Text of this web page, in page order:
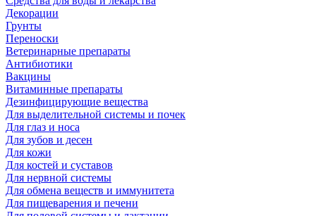
Декорации
Грунты
Переноски
Ветеринарные препараты
Антибиотики
Вакцины
Витаминные препараты
Дезинфицирующие вещества
Для выделительной системы и почек
Для глаз и носа
Для зубов и десен
Для кожи
Для костей и суставов
Для нервной системы
Для обмена веществ и иммунитета
Для пищеварения и печени